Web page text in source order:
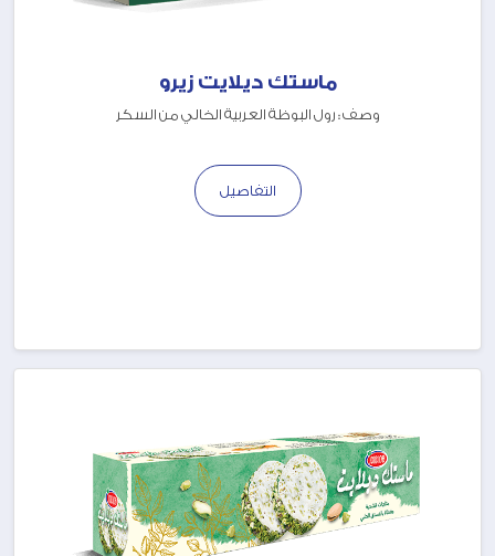
ماستك ديلايت زيرو
وصف : رول البوظة العربية الخالي من السكر
التفاصيل